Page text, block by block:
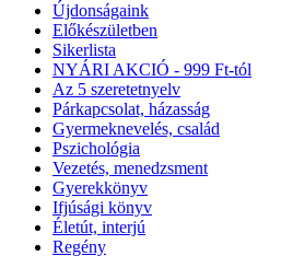
Újdonságaink
Előkészületben
Sikerlista
NYÁRI AKCIÓ - 999 Ft-tól
Az 5 szeretetnyelv
Párkapcsolat, házasság
Gyermeknevelés, család
Pszichológia
Vezetés, menedzsment
Gyerekkönyv
Ifjúsági könyv
Életút, interjú
Regény